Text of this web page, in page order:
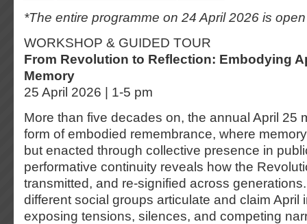
*The entire programme on 24 April 2026 is
WORKSHOP & GUIDED TOUR
From Revolution to Reflection: Embodying
Memory
25 April 2026 | 1-5 pm
More than five decades on, the annual April 25
form of embodied remembrance, where
but enacted through collective presence in
performative continuity reveals how the
transmitted, and re-signified across
different social groups articulate and claim April
exposing tensions, silences, and competing